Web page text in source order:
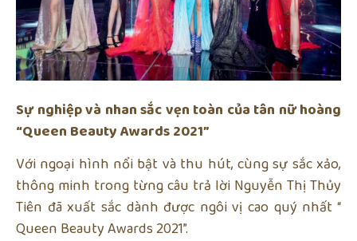
Sự nghiệp và nhan sắc vẹn toàn của tân nữ hoàng
“Queen Beauty Awards 2021”
Với ngoại hình nổi bật và thu hút, cùng sự sắc xảo,
thông minh trong từng câu trả lời Nguyễn Thị Thủy
Tiên đã xuất sắc dành được ngôi vị cao quý nhất “
Queen Beauty Awards 2021”.